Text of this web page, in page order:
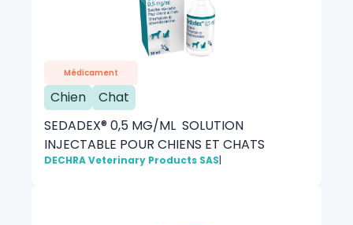
Médicament
Chien
Chat
SEDADEX® 0,5 MG/ML SOLUTION
INJECTABLE POUR CHIENS ET CHATS
DECHRA Veterinary Products SAS|